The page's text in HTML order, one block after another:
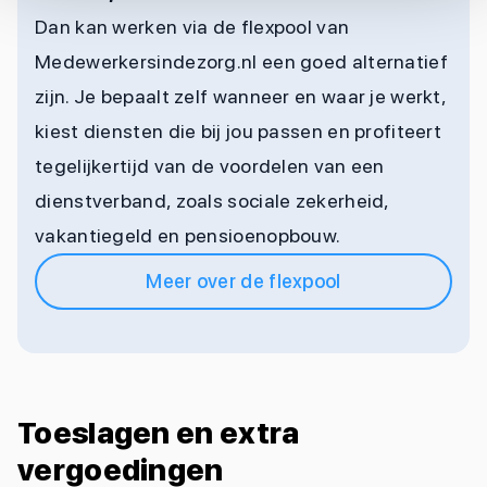
Dan kan werken via de flexpool van
Medewerkersindezorg.nl een goed alternatief
zijn. Je bepaalt zelf wanneer en waar je werkt,
kiest diensten die bij jou passen en profiteert
tegelijkertijd van de voordelen van een
dienstverband, zoals sociale zekerheid,
vakantiegeld en pensioenopbouw.
Meer over de flexpool
Toeslagen en extra
vergoedingen